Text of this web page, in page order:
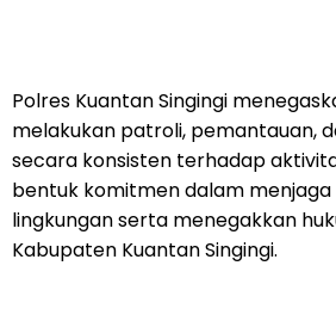
Polres Kuantan Singingi
melakukan patroli, pemantauan,
secara konsisten terhadap
bentuk komitmen dalam
lingkungan serta menegakkan
Kabupaten Kuantan Singingi.